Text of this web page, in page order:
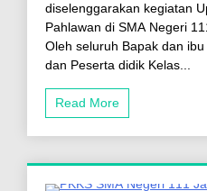
diselenggarakan kegiatan
Pahlawan di SMA Negeri
Oleh seluruh Bapak dan
dan Peserta didik Kelas...
Read More